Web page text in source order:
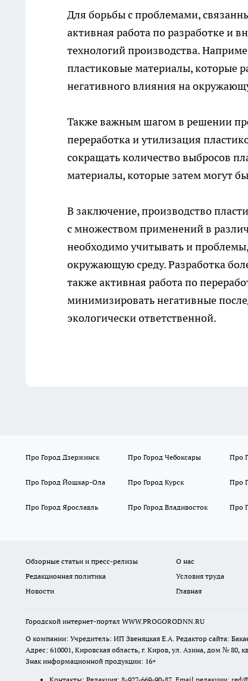
Для борьбы с проблемами,
активная работа по разработке и
технологий производства.
пластиковые материалы, которые
негативного влияния на
Также важным шагом в решении
переработка и утилизация
сокращать количество выбросов
материалы, которые затем могут
В заключение, производство
с множеством применений в
необходимо учитывать и
окружающую среду. Разработка
также активная работа по
минимизировать негативные
экологически ответственной.
Про Город Дзержинск Про Город Чебоксары Про
Про Город Йошкар-Ола Про Город Курск Про
Про Город Ярославль Про Город Владивосток Про
Обзорные статьи и пресс-релизы О нас
Редакционная политика
Условия труда
Новости
Главная
Городской интернет-портал WWW.PROGORODNN.RU
О компании: Учредитель: ИП Звеняцкая Е.А. Редактор сайта:
Адрес: 610001, Кировская область, г. Киров, ул. Азина, дом № 80,
Знак информационной продукции: 16+